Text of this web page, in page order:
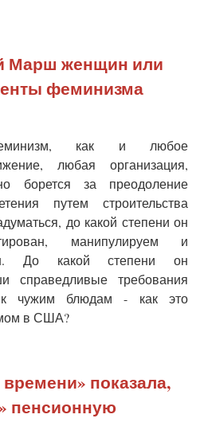
Марш женщин или
феминизма
как и любое
любая организация,
борется за преодоление
путем строительства
до какой степени он
манипулируем и
До какой степени он
справедливые требования
к чужим блюдам - как это
в США?
показала,
пенсионную